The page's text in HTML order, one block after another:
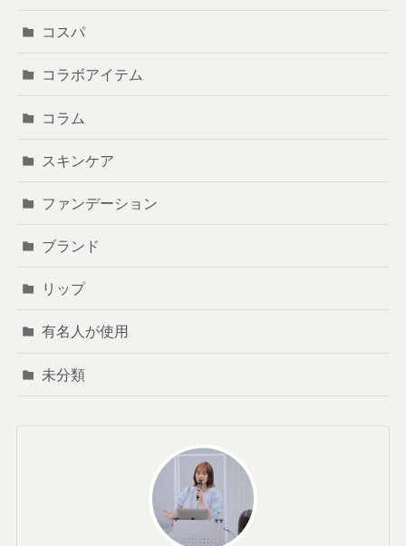
コスパ
コラボアイテム
コラム
スキンケア
ファンデーション
ブランド
リップ
有名人が使用
未分類